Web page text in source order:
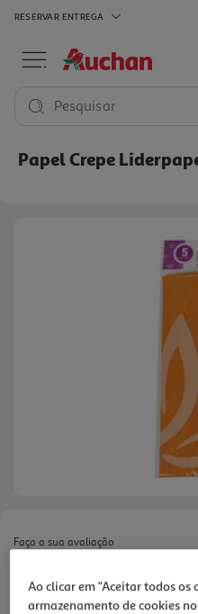
RESERVAR ENTREGA
Pesquisar
Papel Crepe
Faça a sua avaliação
0.99 €/un
Ao clicar em "Aceitar todos os
armazenamento de cookies